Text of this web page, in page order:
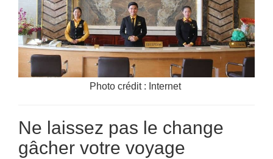
Photo crédit : Internet
Ne laissez pas le change
gâcher votre voyage